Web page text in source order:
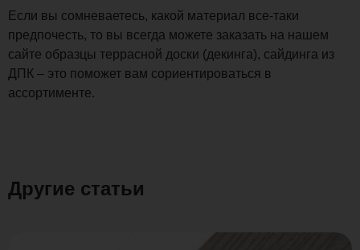
Если вы сомневаетесь, какой материал все-таки
предпочесть, то вы всегда можете заказать на нашем
сайте образцы террасной доски (декинга), сайдинга из
ДПК – это поможет вам сориентироваться в
ассортименте.
Другие статьи